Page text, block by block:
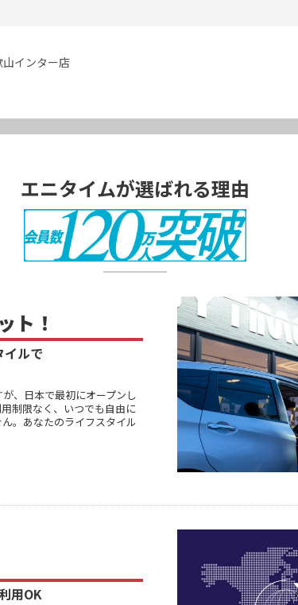
山インター店
エニタイムが選ばれる理由
ト！
イルで
、日本で最初にオープンし
制限なく、いつでも自由に
。あなたのライフスタイル
用OK